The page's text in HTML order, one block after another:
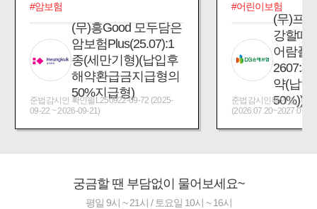
#암보험
(무)흥Good 모두담은
암보험Plus(25.07):1
종(세만기형)(납입후
해약환급금지급형의
50%지급형)
준법감시인 확인필L250922-09-72 (2025-
09-22 ~ 2026-09-21)
#어린이보험
(무)프
강할때
어람플
2607:
약(납입
50%))
준법감시인확인필_제
궁금할 땐 부담없이 물어보세요~
평일 9시 ~ 21시 / 토요일 10시 ~ 16시